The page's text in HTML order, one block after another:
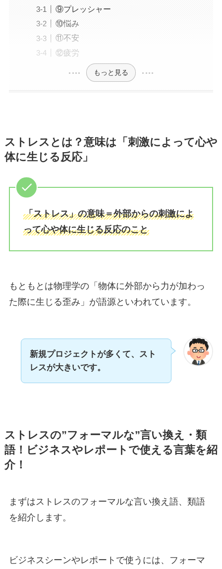
⑨プレッシャー
⑩悩み
⑪不安
⑫疲労
もっと見る
ストレスとは？意味は「刺激によって心や
体に生じる反応」
「ストレス」の意味＝外部からの刺激によ
って心や体に生じる反応のこと
もともとは物理学の「物体に外部から力が加わっ
た際に生じる歪み」が語源といわれています。
新規プロジェクトが多くて、スト
レスが大きいです。
ストレスの”フォーマルな”言い換え・類
語！ビジネスやレポートで使える言葉を紹
介！
まずはストレスのフォーマルな言い換え語、類語
を紹介します。
ビジネスシーンやレポートで使うには、フォーマ